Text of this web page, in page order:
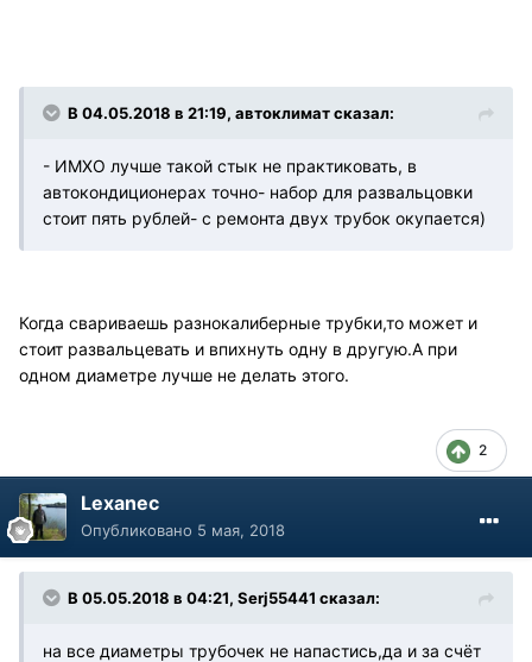
В 04.05.2018 в 21:19, автоклимат сказал:
- ИМХО лучше такой стык не практиковать, в
автокондиционерах точно- набор для развальцовки
стоит пять рублей- с ремонта двух трубок окупается)
Когда свариваешь разнокалиберные трубки,то может и
стоит развальцевать и впихнуть одну в другую.А при
одном диаметре лучше не делать этого.
2
Lexanec
Опубликовано 5 мая, 2018
В 05.05.2018 в 04:21, Serj55441 сказал:
на все диаметры трубочек не напастись,да и за счёт